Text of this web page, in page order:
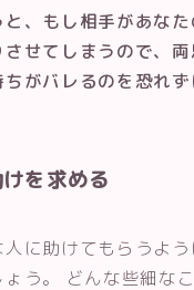
、もし相手があな
せてしまうので、
がバレるのを恐れ
を求める
に助けてもらうよ
う。 どんな些細な